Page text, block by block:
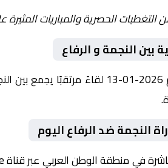
التغطيات الحصرية والمباريات
بين النجمة و الرفاع
النجمة ضد الرفاع اليوم